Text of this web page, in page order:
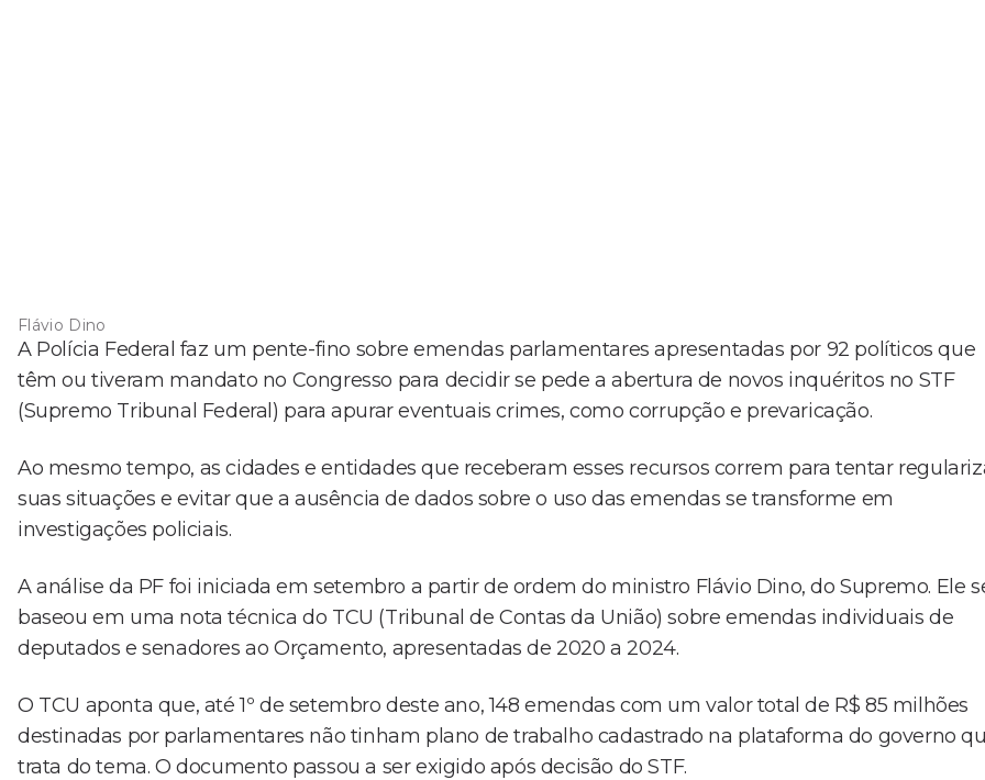
Flávio Dino
A Polícia Federal faz um pente-fino sobre emendas parlamentares apresentadas por 92 políticos que
têm ou tiveram mandato no Congresso para decidir se pede a abertura de novos inquéritos no STF
(Supremo Tribunal Federal) para apurar eventuais crimes, como corrupção e prevaricação.
Ao mesmo tempo, as cidades e entidades que receberam esses recursos correm para tentar
suas situações e evitar que a ausência de dados sobre o uso das emendas se transforme em
investigações policiais.
A análise da PF foi iniciada em setembro a partir de ordem do ministro Flávio Dino, do Supremo. Ele
baseou em uma nota técnica do TCU (Tribunal de Contas da União) sobre emendas individuais de
deputados e senadores ao Orçamento, apresentadas de 2020 a 2024.
O TCU aponta que, até 1º de setembro deste ano, 148 emendas com um valor total de R$ 85 milhões
destinadas por parlamentares não tinham plano de trabalho cadastrado na plataforma do governo
trata do tema. O documento passou a ser exigido após decisão do STF.